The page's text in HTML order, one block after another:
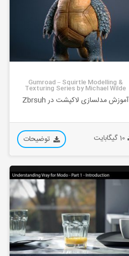
Gumroad – Squirtle Modelling &
Texturing Series by Michael Wilde
آموزش مدلسازی لاکپشت در Zbrsuh
10 گیگابایت توضیحات